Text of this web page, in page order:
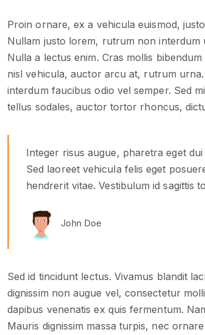
Proin ornare, ex a vehicula euismod,
Nullam justo lorem, rutrum non
Nulla a lectus enim. Cras mollis
nisl vehicula, auctor arcu at, rutrum
interdum faucibus odio vel semper. Sed
tellus sodales, auctor tortor rhoncus,
Integer risus augue, pharetra eget
Sed laoreet vehicula felis eget
hendrerit vitae. Vestibulum id sagittis
John Doe
Sed id tincidunt lectus. Vivamus blandit
dignissim non augue vel, consectetur
dapibus venenatis ex quis fermentum.
Mauris dignissim massa turpis, nec